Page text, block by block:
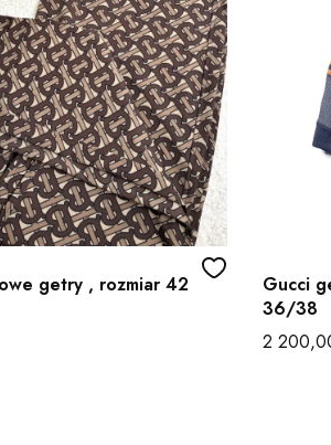
getry , rozmiar 42
Gucci
36/38
Cena
2